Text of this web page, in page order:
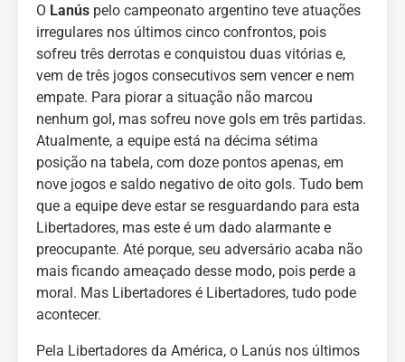
O Lanús pelo campeonato argentino teve atuações
irregulares nos últimos cinco confrontos, pois
sofreu três derrotas e conquistou duas vitórias e,
vem de três jogos consecutivos sem vencer e nem
empate. Para piorar a situação não marcou
nenhum gol, mas sofreu nove gols em três partidas.
Atualmente, a equipe está na décima sétima
posição na tabela, com doze pontos apenas, em
nove jogos e saldo negativo de oito gols. Tudo bem
que a equipe deve estar se resguardando para esta
Libertadores, mas este é um dado alarmante e
preocupante. Até porque, seu adversário acaba não
mais ficando ameaçado desse modo, pois perde a
moral. Mas Libertadores é Libertadores, tudo pode
acontecer.
Pela Libertadores da América, o Lanús nos últimos